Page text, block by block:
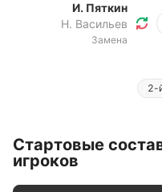
И. Пяткин
Н. Васильев
Замена
2-
Стартовые
игроков